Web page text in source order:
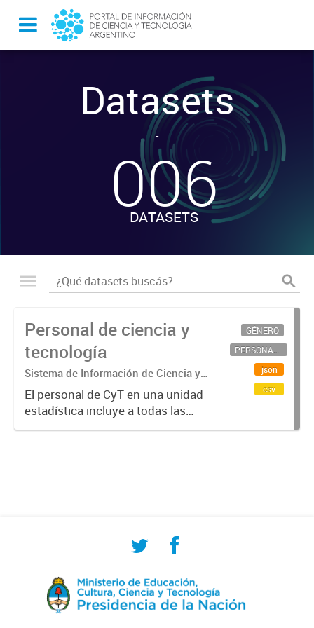
Datasets
-
006
DATASETS
Personal de ciencia y
tecnología
Sistema de Información de Ciencia y
Tecnología Argentino (SICYTAR)
El personal de CyT en una unidad
estadística incluye a todas las
personas involucradas
GÉNERO
PERSONAL CIENTÍFICO-TECNOLÓGICO
json
csv